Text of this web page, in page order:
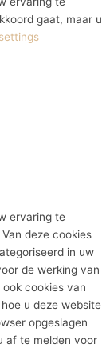
gaat, maar u
ervaring te
deze cookies
in uw
de werking van
cookies van
u deze website
opgeslagen
af te melden voor